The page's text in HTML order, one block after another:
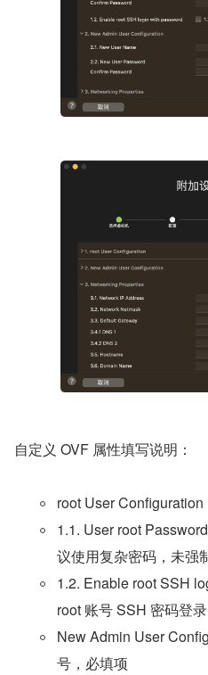
自定义 OVF 属性填写说明：
root User Configuration
1.1. User root
议使用复杂密码，未强
1.2. Enable root SSH
root 账号 SSH 密码登
New Admin User
号，必填项